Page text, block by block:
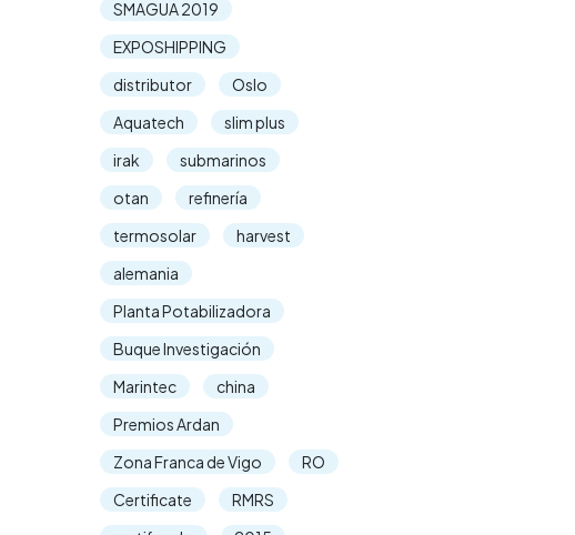
SMAGUA 2019
EXPOSHIPPING
distributor
Oslo
Aquatech
slim plus
irak
submarinos
otan
refinería
termosolar
harvest
alemania
Planta Potabilizadora
Buque Investigación
Marintec
china
Premios Ardan
Zona Franca de Vigo
RO
Certificate
RMRS